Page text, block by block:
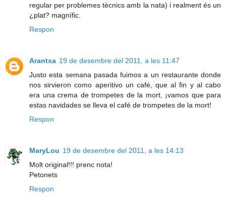
regular per problemes tècnics amb la nata) i realment és un
¿plat? magnífic.
Respon
Arantxa 19 de desembre del 2011, a les 11:47
Justo esta semana pasada fuimos a un restaurante donde
nos sirvieron como aperitivo un café, que al fin y al cabo
era una crema de trompetes de la mort, ¡vamos que para
estas navidades se lleva el café de trompetes de la mort!
Respon
MaryLou 19 de desembre del 2011, a les 14:13
Molt original!!! prenc nota!
Petonets
Respon